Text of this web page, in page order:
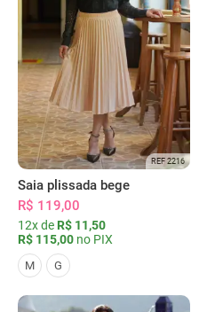
REF 2216
Saia plissada bege
R$ 119,00
12x de R$ 11,50
R$ 115,00 no PIX
M G